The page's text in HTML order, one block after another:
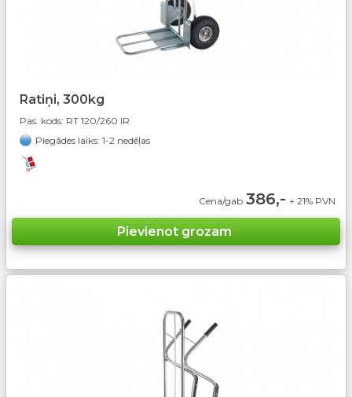
Ratiņi, 300kg
Pas. kods: RT 120/260 IR
Piegādes laiks: 1-2 nedēļas
Cena/gab 386,- + 21% PVN